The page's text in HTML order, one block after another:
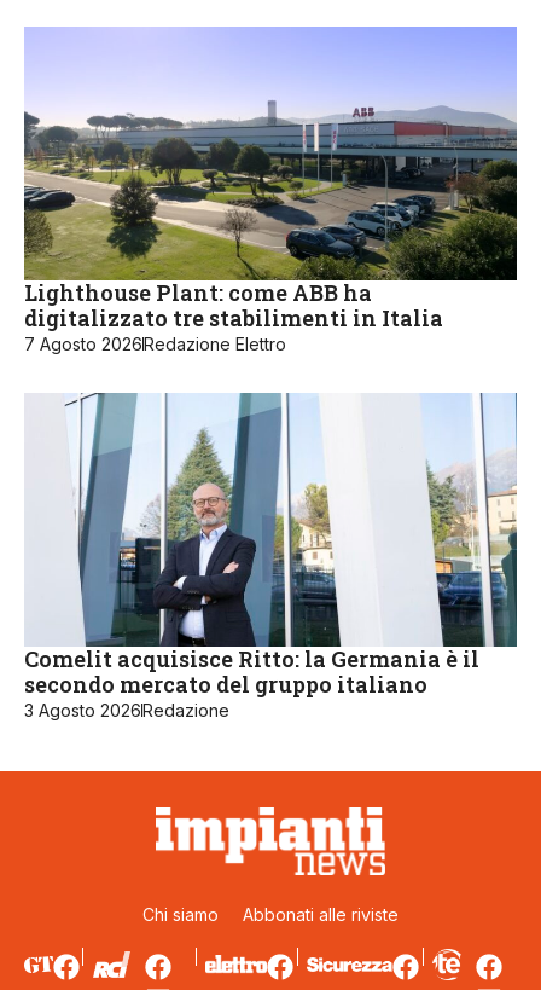
Lighthouse Plant: come ABB ha
digitalizzato tre stabilimenti in Italia
7 Agosto 2026Redazione Elettro
Comelit acquisisce Ritto: la Germania è il
secondo mercato del gruppo italiano
3 Agosto 2026Redazione
Chi siamo Abbonati alle riviste